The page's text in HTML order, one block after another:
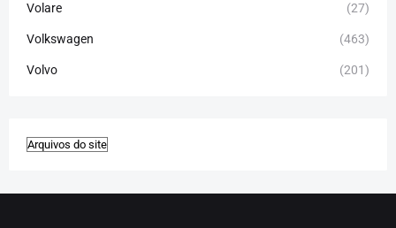
Volare (27)
Volkswagen (463)
Volvo (201)